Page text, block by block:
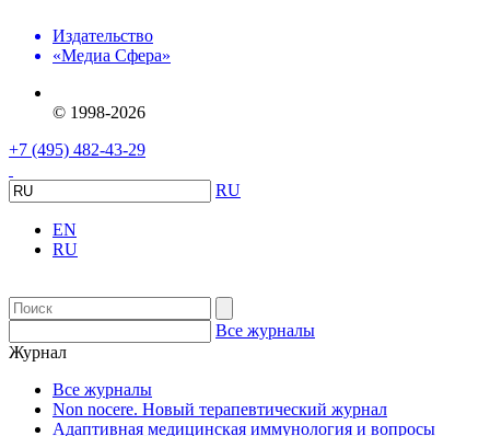
Издательство
«Медиа Сфера»
© 1998-2026
+7 (495) 482-43-29
RU
EN
RU
Все журналы
Журнал
Все журналы
Non nocere. Новый терапевтический журнал
Адаптивная медицинская иммунология и вопросы